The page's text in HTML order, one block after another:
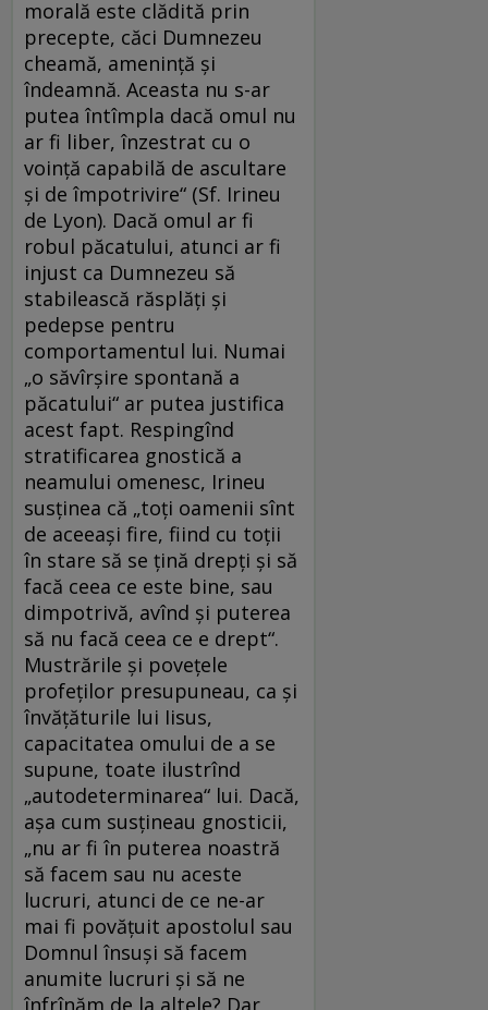
morală este clădită prin
precepte, căci Dumnezeu
cheamă, ameninţă şi
îndeamnă. Aceasta nu s-ar
putea întîmpla dacă omul nu
ar fi liber, înzestrat cu o
voinţă capabilă de ascultare
şi de împotrivire“ (Sf. Irineu
de Lyon). Dacă omul ar fi
robul păcatului, atunci ar fi
injust ca Dumnezeu să
stabilească răsplăţi şi
pedepse pentru
comportamentul lui. Numai
„o săvîrşire spontană a
păcatului“ ar putea justifica
acest fapt. Respingînd
stratificarea gnostică a
neamului omenesc, Irineu
susţinea că „toţi oamenii sînt
de aceeaşi fire, fiind cu toţii
în stare să se ţină drepţi şi să
facă ceea ce este bine, sau
dimpotrivă, avînd şi puterea
să nu facă ceea ce e drept“.
Mustrările şi poveţele
profeţilor presupuneau, ca şi
învăţăturile lui Iisus,
capacitatea omului de a se
supune, toate ilustrînd
„autodeterminarea“ lui. Dacă,
aşa cum susţineau gnosticii,
„nu ar fi în puterea noastră
să facem sau nu aceste
lucruri, atunci de ce ne-ar
mai fi povăţuit apostolul sau
Domnul însuşi să facem
anumite lucruri şi să ne